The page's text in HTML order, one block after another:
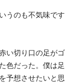
うのも不気味です
い切り口の足がゴ
色だった。僕は足
予想させたいと思